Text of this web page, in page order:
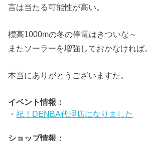
言は当たる可能性が高い。
標高1000mの冬の停電はきついな～
またソーラーを増強しておかなければ。
本当にありがとうございますた。
イベント情報：
・祝！DENBA代理店になりました
ショップ情報：